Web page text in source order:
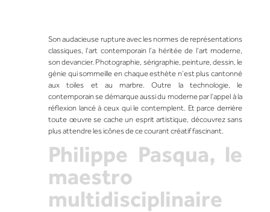
Son audacieuse rupture avec les normes de représentations
classiques, l’art contemporain l’a héritée de l’art moderne,
son devancier. Photographie, sérigraphie, peinture, dessin, le
génie qui sommeille en chaque esthète n’est plus cantonné
aux toiles et au marbre. Outre la technologie, le
contemporain se démarque aussi du moderne par l’appel à la
réflexion lancé à ceux qui le contemplent. Et parce derrière
toute œuvre se cache un esprit artistique, découvrez sans
plus attendre les icônes de ce courant créatif fascinant.
Philippe Pasqua, le
maestro
multidisciplinaire